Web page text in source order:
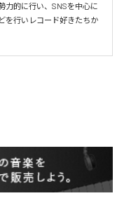
力的に行い、SNSを中心に
を行いレコード好きたちか